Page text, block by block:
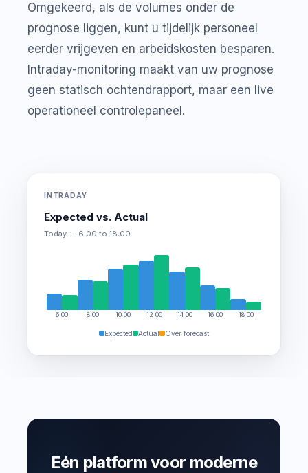
Omgekeerd, als de volumes onder de
prognose liggen, kunt u tijdelijk personeel
eerder vrijgeven en arbeidskosten besparen.
Intraday-monitoring maakt van uw prognose
geen statisch ochtendrapport, maar een live
operationeel controlepaneel.
INTRADAY
Expected vs. Actual
Today — 6:00 to 18:00
6:00 8:00 10:00 12:00 14:00 16:00 18:00
Expected Actual Over forecast
Eén platform voor moderne